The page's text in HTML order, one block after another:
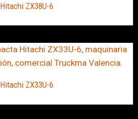
Hitachi ZX38U-6
Hitachi ZX33U-6